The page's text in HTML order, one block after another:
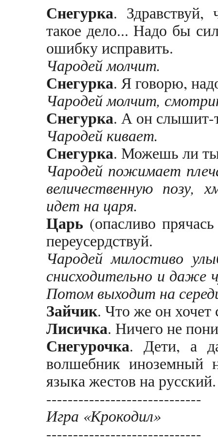
Снегурка.
такое дело... Надо бы
ошибку исправить.
Чародей молчит.
Снегурка. Я говорю,
Чародей молчит,
Снегурка. А он слышит-
Чародей кивает.
Снегурка. Можешь ли
Чародей пожимает
величественную
идет на царя.
Царь (опасливо
переусердствуй.
Чародей милостиво
снисходительно и даже
Потом выходит на
Зайчик. Что же он хочет
Лисичка. Ничего не
Снегурочка. Дети, а
волшебник иноземный
языка жестов на русский.
-----------------------------
Игра «Крокодил»
-----------------------------